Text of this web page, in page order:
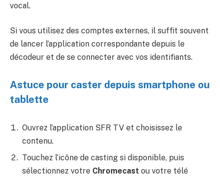
vocal.
Si vous utilisez des comptes externes, il suffit souvent
de lancer l’application correspondante depuis le
décodeur et de se connecter avec vos identifiants.
Astuce pour caster depuis smartphone ou
tablette
Ouvrez l’application SFR TV et choisissez le
contenu.
Touchez l’icône de casting si disponible, puis
sélectionnez votre Chromecast ou votre télé